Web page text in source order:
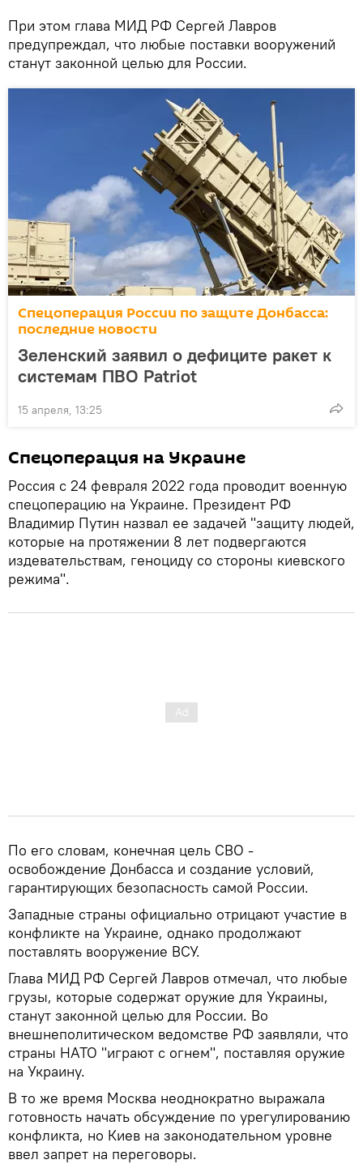
При этом глава МИД РФ Сергей Лавров
предупреждал, что любые поставки вооружений
станут законной целью для России.
Спецоперация России по защите Донбасса:
последние новости
Зеленский заявил о дефиците ракет к
системам ПВО Patriot
15 апреля, 13:25
Спецоперация на Украине
Россия с 24 февраля 2022 года проводит военную
спецоперацию на Украине. Президент РФ
Владимир Путин назвал ее задачей "защиту людей,
которые на протяжении 8 лет подвергаются
издевательствам, геноциду со стороны киевского
режима".
По его словам, конечная цель СВО -
освобождение Донбасса и создание условий,
гарантирующих безопасность самой России.
Западные страны официально отрицают участие в
конфликте на Украине, однако продолжают
поставлять вооружение ВСУ.
Глава МИД РФ Сергей Лавров отмечал, что любые
грузы, которые содержат оружие для Украины,
станут законной целью для России. Во
внешнеполитическом ведомстве РФ заявляли, что
страны НАТО "играют с огнем", поставляя оружие
на Украину.
В то же время Москва неоднократно выражала
готовность начать обсуждение по урегулированию
конфликта, но Киев на законодательном уровне
ввел запрет на переговоры.